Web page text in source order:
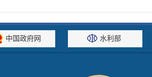
中国政府网 水利部